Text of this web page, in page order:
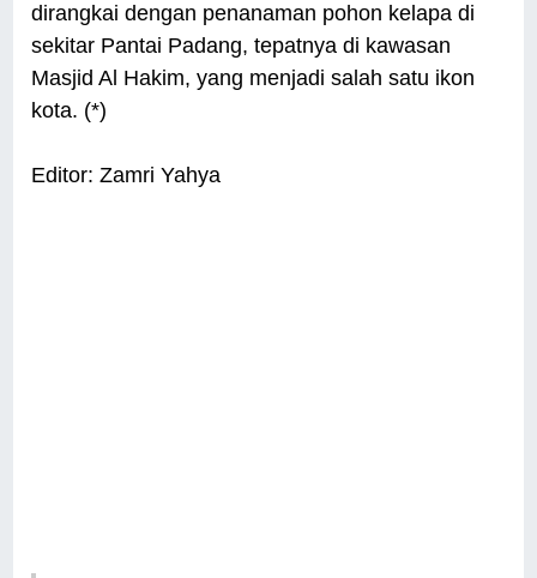
dirangkai dengan penanaman pohon kelapa di
sekitar Pantai Padang, tepatnya di kawasan
Masjid Al Hakim, yang menjadi salah satu ikon
kota. (*)
Editor: Zamri Yahya